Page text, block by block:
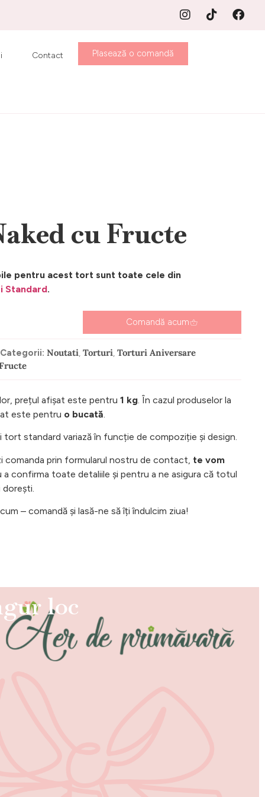
Contact Plasează o comandă
cu Fructe
pentru acest tort sunt toate cele din
Standard.
Comandă acum
Categorii: Noutati,Torturi,Torturi Aniversare
prețul afișat este pentru1 kg . În cazul produselor la
este pentru o bucată
standard variază în funcție de compoziție și design.
comanda prin formularul nostru de contact, te vom
confirma toate detaliile și pentru a ne asigura că totul
– comandă și lasă-ne să îți îndulcim ziua!
loc